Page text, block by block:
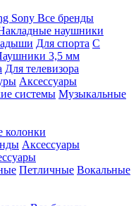
Sony Все бренды
наушники
Для спорта С
3,5 мм
Для телевизора
Аксессуары
системы Музыкальные
колонки
Аксессуары
Петличные Вокальные